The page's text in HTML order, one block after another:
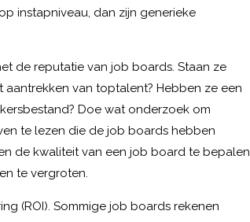
instapniveau, dan zijn generieke
de reputatie van job boards. Staan ze
van toptalent? Hebben ze een
Doe wat onderzoek om
te lezen die de job boards hebben
de kwaliteit van een job board te bepalen
te vergroten.
(ROI). Sommige job boards rekenen